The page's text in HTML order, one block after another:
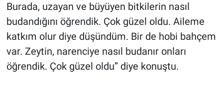
Burada, uzayan ve büyüyen bitkilerin nasıl
budandığını öğrendik. Çok güzel oldu. Aileme
katkım olur diye düşündüm. Bir de hobi bahçem
var. Zeytin, narenciye nasıl budanır onları
öğrendik. Çok güzel oldu” diye konuştu.